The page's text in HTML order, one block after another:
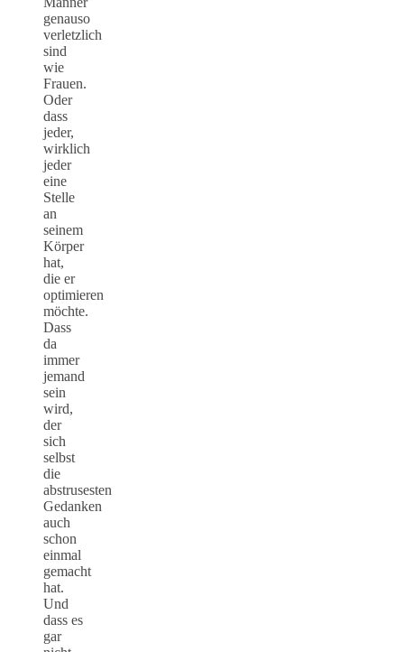
genauso
verletzlich
sind
wie
Frauen.
Oder
dass
jeder,
wirklich
jeder
eine
Stelle
an
seinem
Körper
hat,
die er
optimieren
möchte.
Dass
da
immer
jemand
sein
wird,
der
sich
selbst
die
abstrusesten
Gedanken
auch
schon
einmal
gemacht
hat.
Und
dass es
gar